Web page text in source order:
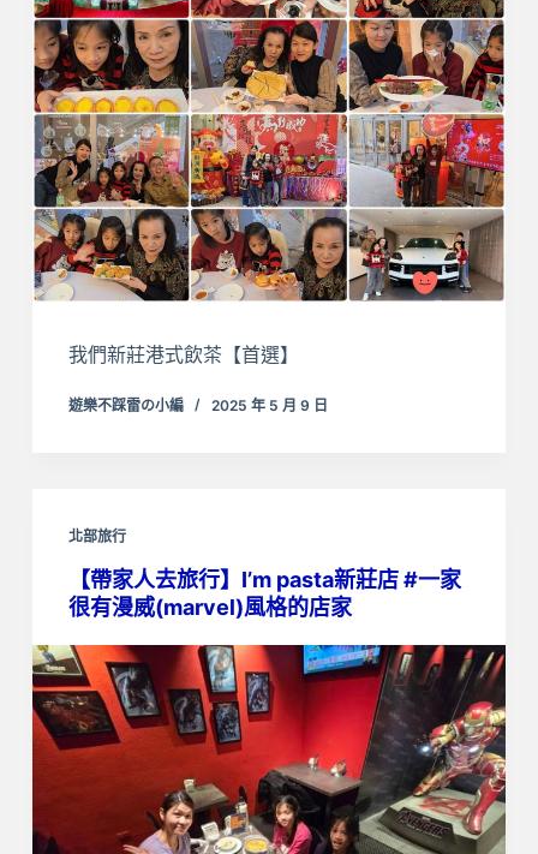
我們新莊港式飲茶【首選】
遊樂不踩雷の小編 2025 年 5 月 9 日
北部旅行
【帶家人去旅行】I’m pasta新莊店 #一家
很有漫威(marvel)風格的店家